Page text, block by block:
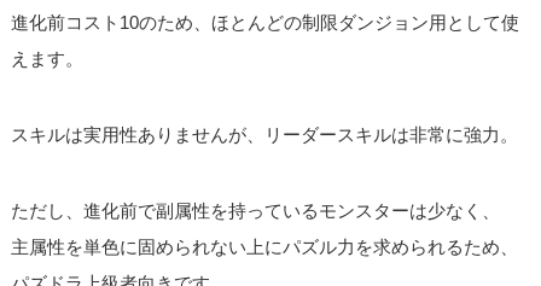
進化前コスト10のため、ほとんどの制限ダンジョン用として使
えます。
スキルは実用性ありませんが、リーダースキルは非常に強力。
ただし、進化前で副属性を持っているモンスターは少なく、
主属性を単色に固められない上にパズル力を求められるため、